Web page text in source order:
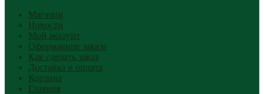
Магазин
Новости
Мой аккаунт
Оформление заказа
Как сделать заказ
Доставка и оплата
Корзина
Главная